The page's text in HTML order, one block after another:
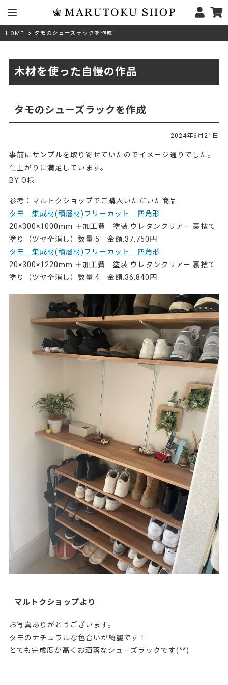
HOME タモのシューズラックを作成
木材を使った自慢の作品
タモのシューズラックを作成
2024年6月21日
事前にサンプルを取り寄せていたのでイメージ通りでした。
仕上がりに満足しています。
BY O様
参考：マルトクショップでご購入いただいた商品
タモ 集成材(積層材)フリーカット 四角形
20×300×1000mm ＋加工費 塗装:ウレタンクリアー 裏捨て
塗り（ツヤ全消し）数量:5 金額:37,750円
タモ 集成材(積層材)フリーカット 四角形
20×300×1220mm ＋加工費 塗装:ウレタンクリアー 裏捨て
塗り（ツヤ全消し）数量:4 金額:36,840円
マルトクショップより
お写真ありがとうございます。
タモのナチュラルな色合いが綺麗です！
とても完成度が高くお洒落なシューズラックです(^^)